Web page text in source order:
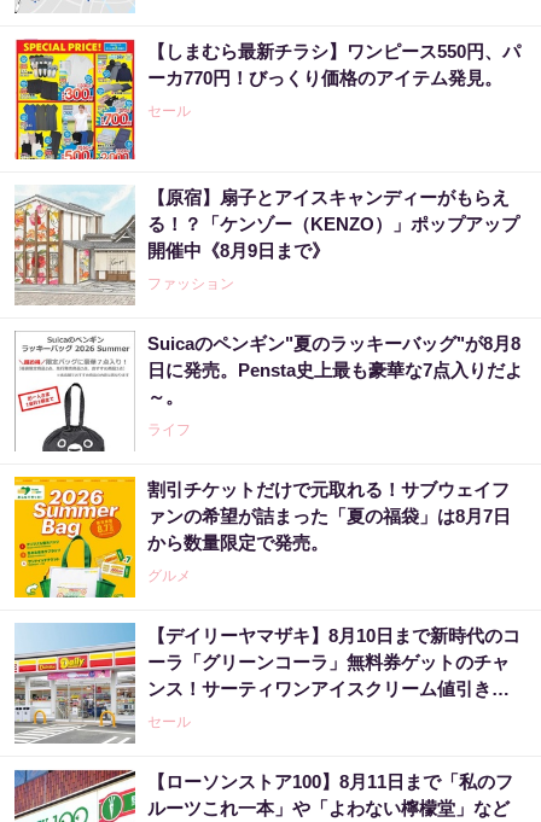
【しまむら最新チラシ】ワンピース550円、パ
ーカ770円！びっくり価格のアイテム発見。
セール
【原宿】扇子とアイスキャンディーがもらえ
る！？「ケンゾー（KENZO）」ポップアップ
開催中《8月9日まで》
ファッション
Suicaのペンギン"夏のラッキーバッグ"が8月8
日に発売。Pensta史上最も豪華な7点入りだよ
～。
ライフ
割引チケットだけで元取れる！サブウェイフ
ァンの希望が詰まった「夏の福袋」は8月7日
から数量限定で発売。
グルメ
【デイリーヤマザキ】8月10日まで新時代のコ
ーラ「グリーンコーラ」無料券ゲットのチャ
ンス！サーティワンアイスクリーム値引きな
どお得企画も目白押し。
セール
【ローソンストア100】8月11日まで「私のフ
ルーツこれ一本」や「よわない檸檬堂」など